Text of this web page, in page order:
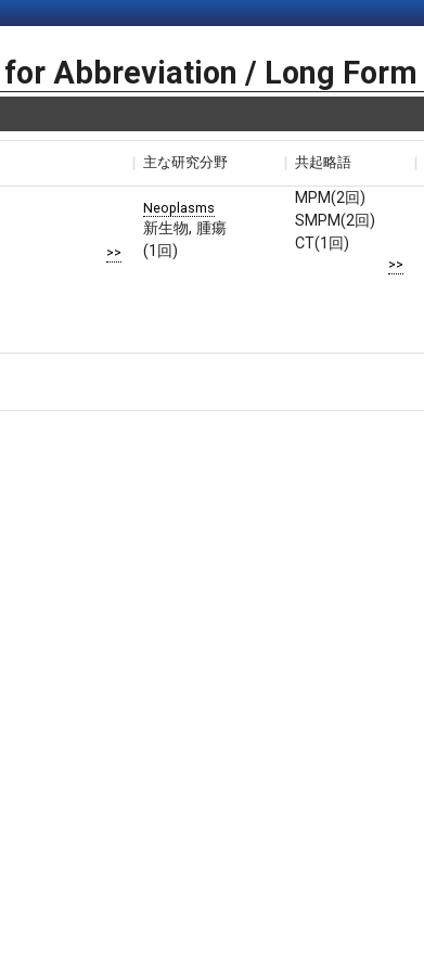
Abbreviation / Long Form
主な研究分野 共起略語
>>
Neoplasms
新生物, 腫瘍
(1回)
MPM(2回)
SMPM(2回)
CT(1回)
>>